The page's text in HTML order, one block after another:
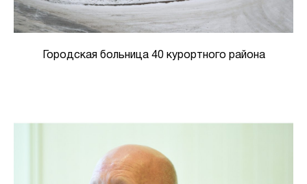
Городская больница 40 курортного района